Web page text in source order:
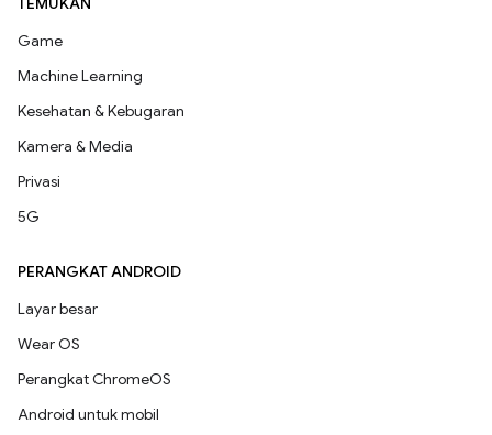
Game
Machine Learning
Kesehatan & Kebugaran
Kamera & Media
Privasi
5G
PERANGKAT ANDROID
Layar besar
Wear OS
Perangkat ChromeOS
Android untuk mobil